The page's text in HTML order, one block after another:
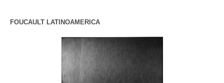
FOUCAULT LATINOAMERICA